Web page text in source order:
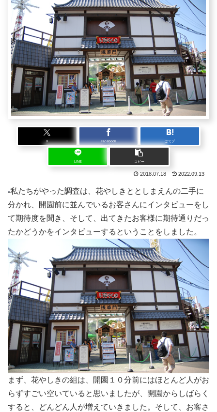
X Facebook はてブ
LINE コピー
2018.07.18 2022.09.13
私たちがやった調査は、花やしきととしまえんの二手に
分かれ、開園前に並んでいるお客さんにインタビューをし
て期待度を聞き、そして、出てきたお客様に期待通りだっ
たかどうかをインタビューするということをしました。
まず、花やしきの組は、開園１０分前にはほとんど人がお
らずすごい空いていると思いましたが、開園からしばらく
すると、どんどん人が増えていきました。そして、お客さ